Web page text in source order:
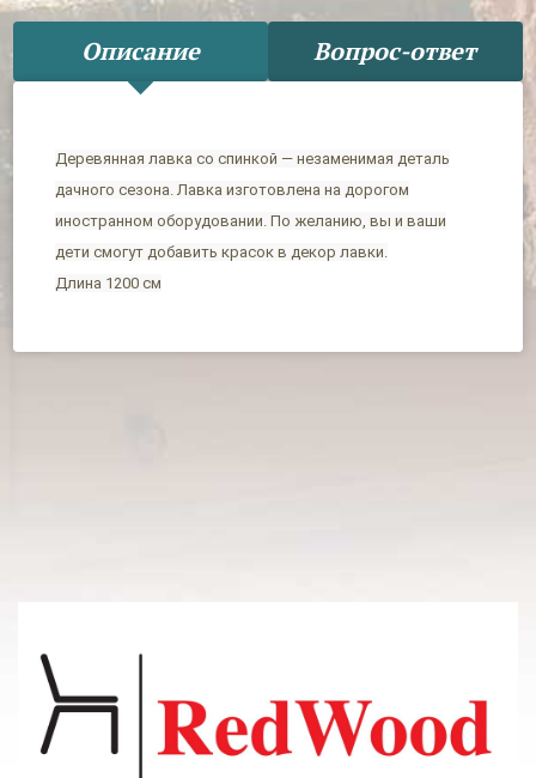
Описание Вопрос-ответ
Деревянная лавка со спинкой — незаменимая деталь
дачного сезона. Лавка изготовлена на дорогом
иностранном оборудовании. По желанию, вы и ваши
дети смогут добавить красок в декор лавки.
Длина 1200 см